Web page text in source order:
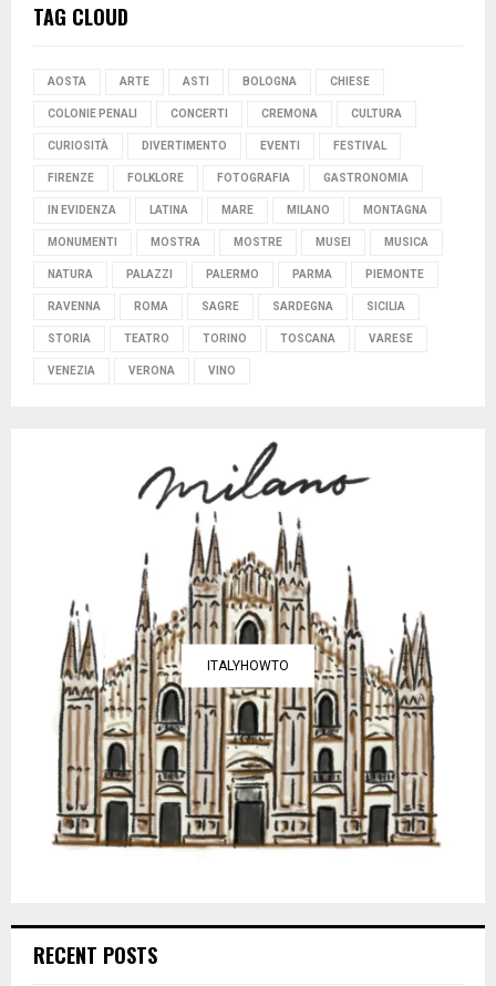
TAG CLOUD
AOSTA ARTE ASTI BOLOGNA CHIESE
COLONIE PENALI CONCERTI CREMONA CULTURA
CURIOSITÀ DIVERTIMENTO EVENTI FESTIVAL
FIRENZE FOLKLORE FOTOGRAFIA GASTRONOMIA
IN EVIDENZA LATINA MARE MILANO MONTAGNA
MONUMENTI MOSTRA MOSTRE MUSEI MUSICA
NATURA PALAZZI PALERMO PARMA PIEMONTE
RAVENNA ROMA SAGRE SARDEGNA SICILIA
STORIA TEATRO TORINO TOSCANA VARESE
VENEZIA VERONA VINO
ITALYHOWTO
RECENT POSTS